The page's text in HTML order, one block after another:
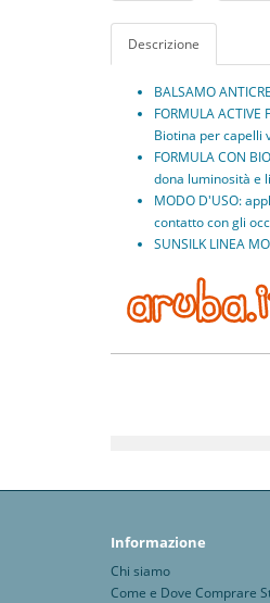
Descrizione
BALSAMO
FORMULA
Biotina per capelli
FORMULA CON
dona luminosità e
MODO D'USO:
contatto con gli
SUNSILK LINEA
Informazione
Chi siamo
Come e Dove Comprare